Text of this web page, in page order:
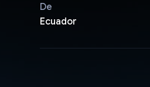
De
Ecuador